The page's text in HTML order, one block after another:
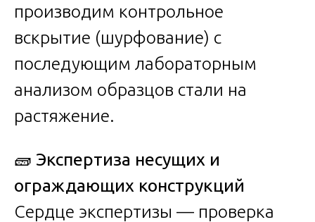
производим контрольное
вскрытие (шурфование) с
последующим лабораторным
анализом образцов стали на
растяжение.
🧱 Экспертиза несущих и
ограждающих конструкций
Сердце экспертизы — проверка